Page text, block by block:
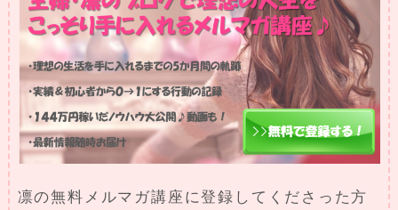
凛の無料メルマガ講座に登録してくださった方